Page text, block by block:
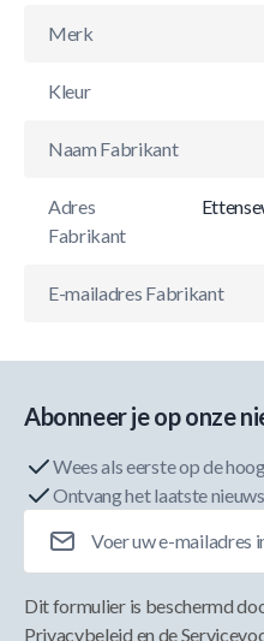
Merk
Kleur
Naam Fabrikant
Adres
Fabrikant
E-mailadres Fabrikant
Abonneer je op onze
Wees als eerste op de
Ontvang het laatste
Dit formulier is beschermd
Privacybeleid en de